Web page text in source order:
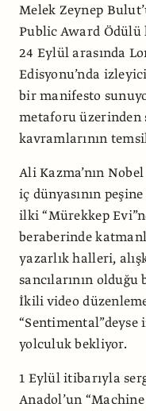
Melek Zeynep
Public Award Ödülü
24 Eylül arasında
Edisyonu’nda
bir manifesto
metaforu üzerinden
kavramlarının
Ali Kazma’nın
iç dünyasının
ilki “Mürekkep
beraberinde
yazarlık halleri,
sancılarının olduğu
İkili video
yolculuk bekliyor.
1 Eylül itibarıyla
Anadol’un